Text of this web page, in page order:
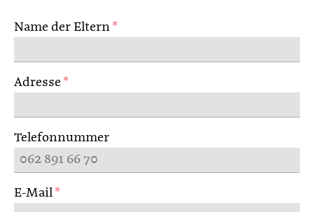
Name der Eltern *
Adresse *
Telefonnummer
E-Mail *